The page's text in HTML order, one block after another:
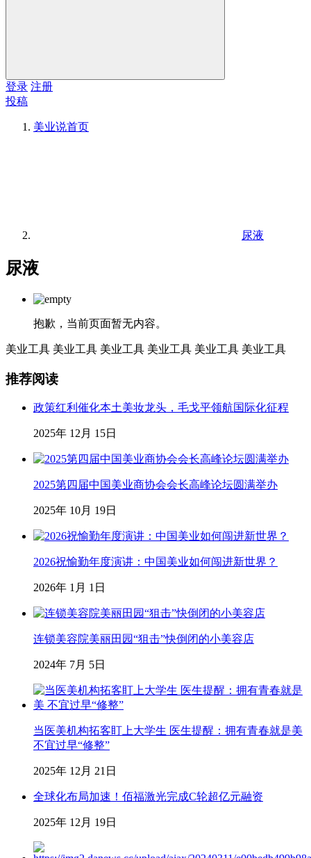
登录 注册
投稿
美业说首页
尿液
尿液
抱歉，当前页面暂无内容。
美业工具 美业工具 美业工具 美业工具 美业工具 美业工具
推荐阅读
政策红利催化本土美妆龙头，毛戈平领航国际化征程
2025年 12月 15日
2025第四届中国美业商协会会长高峰论坛圆满举办
2025年 10月 19日
2026祝愉勤年度演讲：中国美业如何闯进新世界？
2026年 1月 1日
连锁美容院美丽田园“狙击”快倒闭的小美容店
2024年 7月 5日
当医美机构拓客盯上大学生 医生提醒：拥有青春就是美
不宜过早“修整”
2025年 12月 21日
全球化布局加速！佰福激光完成C轮超亿元融资
2025年 12月 19日